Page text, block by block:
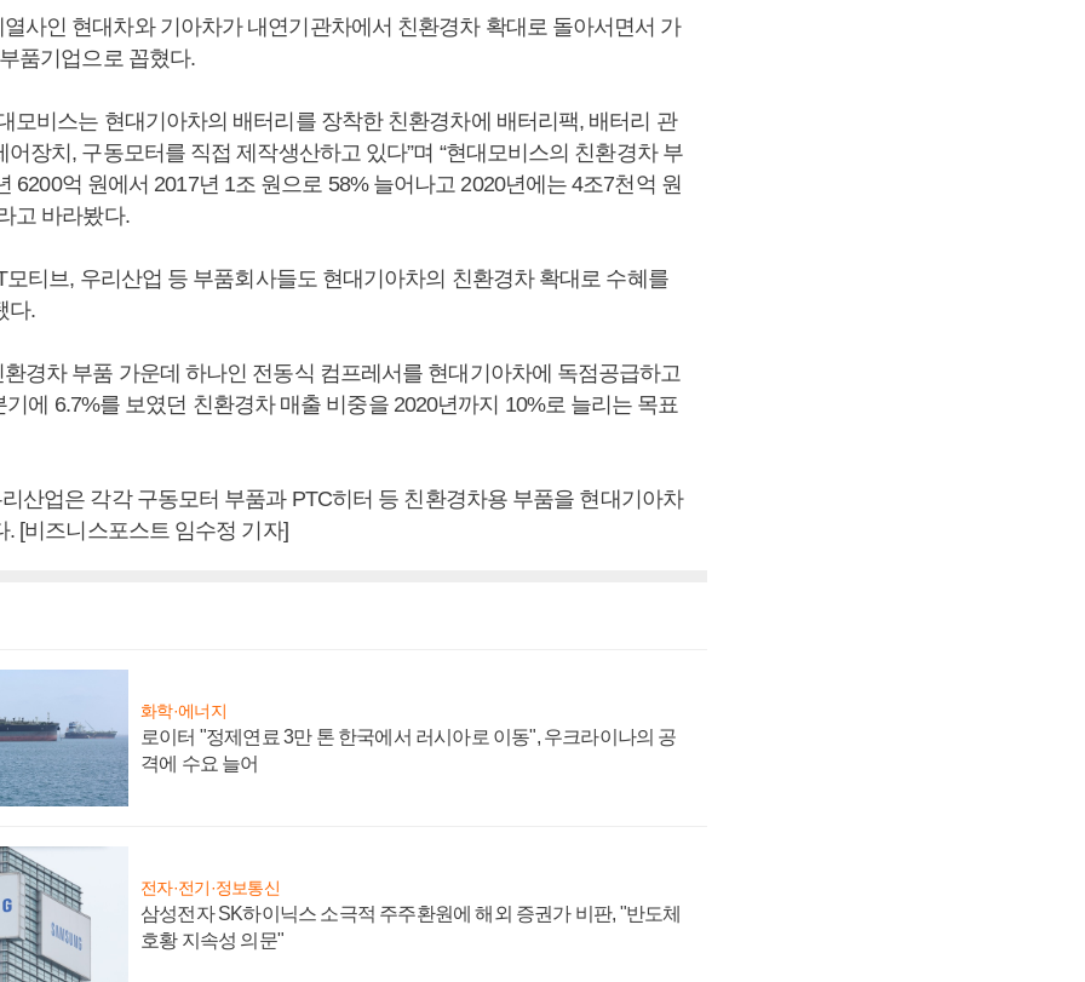
사인 현대차와 기아차가 내연기관차에서 친환경차 확대로 돌아서면서 가
품기업으로 꼽혔다.
모비스는 현대기아차의 배터리를 장착한 친환경차에 배터리팩, 배터리 관
어장치, 구동모터를 직접 제작생산하고 있다”며 “현대모비스의 친환경차 부
6200억 원에서 2017년 1조 원으로 58% 늘어나고 2020년에는 4조7천억 원
고 바라봤다.
모티브, 우리산업 등 부품회사들도 현대기아차의 친환경차 확대로 수혜를
다.
경차 부품 가운데 하나인 전동식 컴프레서를 현대기아차에 독점공급하고
기에 6.7%를 보였던 친환경차 매출 비중을 2020년까지 10%로 늘리는 목표
산업은 각각 구동모터 부품과 PTC히터 등 친환경차용 부품을 현대기아차
. [비즈니스포스트 임수정 기자]
화학·에너지
로이터 "정제연료 3만 톤 한국에서 러시아로 이동", 우크라이나의 공
격에 수요 늘어
전자·전기·정보통신
삼성전자 SK하이닉스 소극적 주주환원에 해외 증권가 비판, "반도체
호황 지속성 의문"